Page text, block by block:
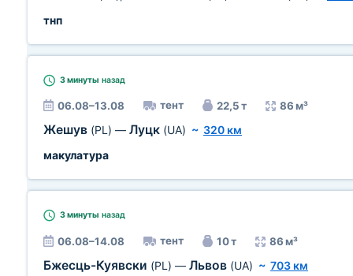
тнп
3 минуты назад
06.08–13.08 тент 22,5 т 86 м³
Жешув (PL) — Луцк (UA) ~ 320 км
макулатура
3 минуты назад
06.08–14.08 тент 10 т 86 м³
Бжесць-Куявски (PL) — Львов (UA) ~ 703 км